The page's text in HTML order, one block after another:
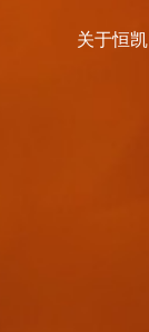
关于恒凯